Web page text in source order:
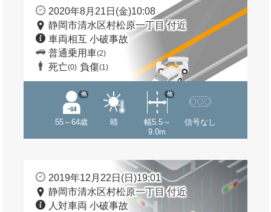
2020年8月21日(金)10:08
静岡市清水区村松原一丁目 付近
車両相互 小破事故
普通乗用車(2)
死亡(0) 負傷(1)
55～64歳
他
晴
幅5.5～
9.0m
他
信号なし
2019年12月22日(日)19:01
静岡市清水区村松原一丁目 付近
人対車両 小破事故